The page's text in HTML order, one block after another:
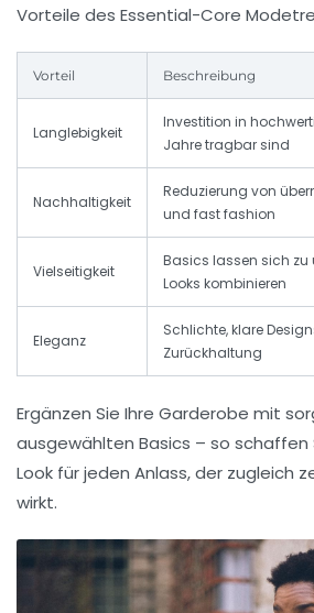
Vorteile des Essential-Core
Vorteil Beschreibung
Langlebigkeit
Investition in
Jahre tragbar sind
Nachhaltigkeit
Reduzierung von
und fast fashion
Vielseitigkeit
Basics lassen sich
Looks kombinieren
Eleganz
Schlichte, klare
Zurückhaltung
Ergänzen Sie Ihre Garderobe mit
ausgewählten Basics – so schaffen
Look für jeden Anlass, der zugleich
wirkt.